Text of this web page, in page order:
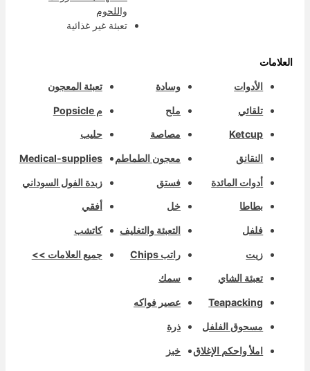
واللحوم
تعبئة غير غذائية
العلامات
الأدوات
تلقائي
Ketcup
النقانق
أدوات المائدة
بطاطا
فلفل
زيت
تعبئة الشاي
Teapacking
مسحوق الفلفل
املأ واحكم الإغلاق
وسادة
ملح
مصاصة
معجون الطماطم
فستق
خل
التعبئة والتغليف
راتب Chips
سمك
عصير فواكه
ذرة
خبز
تعبئة المعجون
م Popsicle
حليب
Medical-supplies
زبدة الفول السوداني
أفقي
كاتشب
جميع العلامات >>